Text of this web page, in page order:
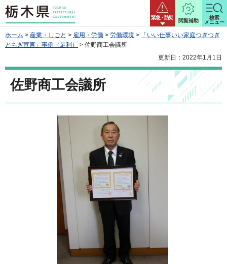
栃木県 緊急・防災
閲覧補助
検索
メニュー
ホーム > 産業・しごと > 雇用・労働 > 労働環境 >
「いい仕事いい家庭つぎつぎ
とちぎ宣言」事例（足利）
> 佐野商工会議所
更新日：2022年1月1日
佐野商工会議所